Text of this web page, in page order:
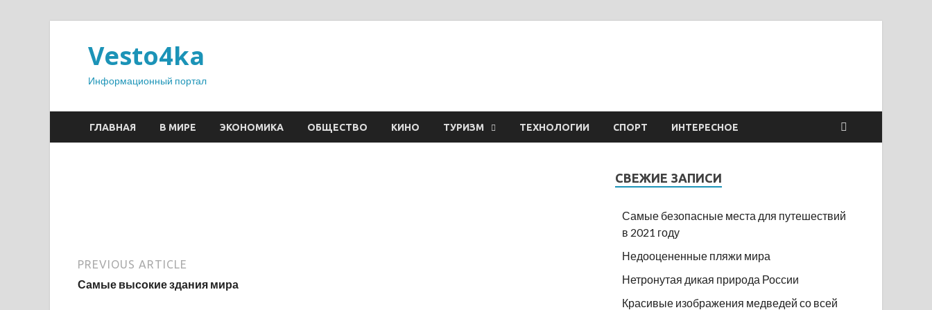
Vesto4ka
Информационный портал
ГЛАВНАЯ В МИРЕ ЭКОНОМИКА ОБЩЕСТВО КИНО ТУРИЗМ ТЕХНОЛОГИИ СПОРТ ИНТЕРЕСНОЕ
PREVIOUS ARTICLE
Самые высокие здания мира
СВЕЖИЕ ЗАПИСИ
Самые безопасные места для путешествий
в 2021 году
Недооцененные пляжи мира
Нетронутая дикая природа России
Красивые изображения медведей со всей